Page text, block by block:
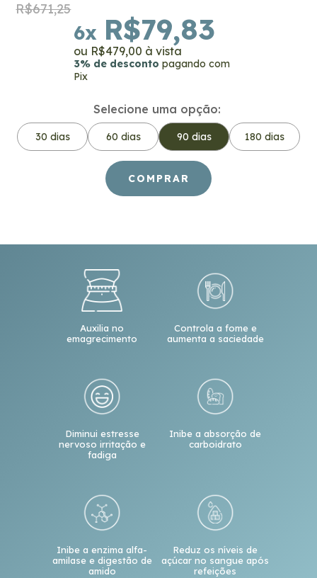
R$671,25
6x R$79,83
3% de desconto pagando com
Pix
R$479,00
Selecione uma opção:
30 dias 60 dias 90 dias 180 dias
Auxilia no
emagrecimento
Controla a fome e
aumenta a saciedade
Diminui estresse
nervoso irritação e
fadiga
Inibe a absorção de
carboidrato
Inibe a enzima alfa-
amilase e digestão de
amido
Reduz os níveis de
açúcar no sangue após
refeições